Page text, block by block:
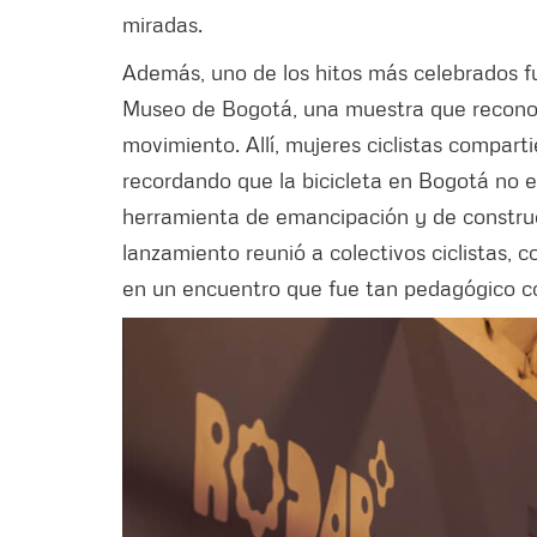
miradas.
Además, uno de los hitos más celebrados
Museo de Bogotá, una muestra que
movimiento. Allí, mujeres ciclistas
recordando que la bicicleta en Bogotá no
herramienta de emancipación y de
lanzamiento reunió a colectivos ciclistas,
en un encuentro que fue tan pedagógico